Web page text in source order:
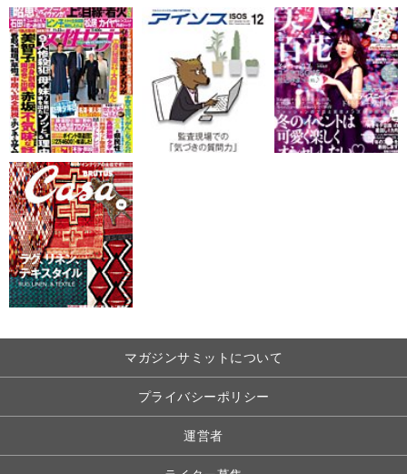
マガジンサミットについて
プライバシーポリシー
運営者